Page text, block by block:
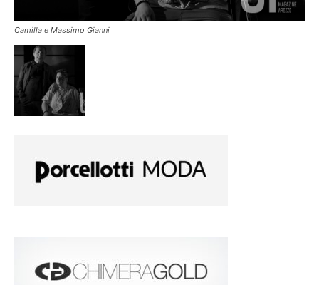
Camilla e Massimo Gianni